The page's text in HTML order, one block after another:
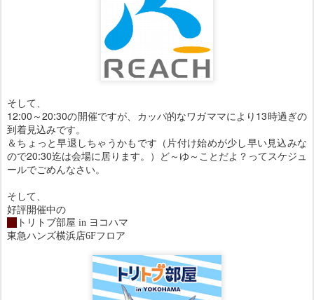
そして、
12:00～20:30の開催ですが、カッパ的なワガママにより13時過ぎの
到着見込みです。
＆ちょっと早退しちゃうかもです（片付け始めが少し早い見込みな
ので20:30迄は会場に居ります。）ど～ゆ～ことだよ？ってスケジュ
ールでごめんなさい。
そして、
好評開催中の
トリトブ部屋 in ヨコハマ
東急ハンズ横浜店6Fフロア